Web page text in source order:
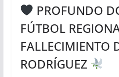
PROFUNDO
FÚTBOL
FALLECIMIENTO
RODRÍGUEZ